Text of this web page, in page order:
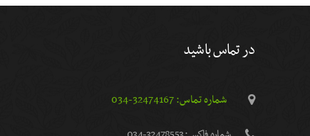
در تماس باشید
شماره تماس: 32474167-034